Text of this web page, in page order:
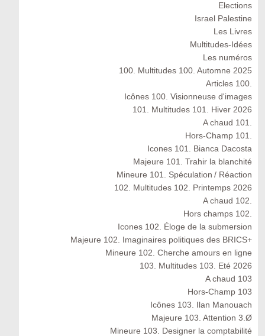
Elections
Israel Palestine
Les Livres
Multitudes-Idées
Les numéros
100. Multitudes 100. Automne 2025
Articles 100.
Icônes 100. Visionneuse d'images
101. Multitudes 101. Hiver 2026
A chaud 101.
Hors-Champ 101.
Icones 101. Bianca Dacosta
Majeure 101. Trahir la blanchité
Mineure 101. Spéculation / Réaction
102. Multitudes 102. Printemps 2026
A chaud 102.
Hors champs 102.
Icones 102. Éloge de la submersion
Majeure 102. Imaginaires politiques des BRICS+
Mineure 102. Cherche amours en ligne
103. Multitudes 103. Eté 2026
A chaud 103
Hors-Champ 103
Icônes 103. Ilan Manouach
Majeure 103. Attention 3.Ø
Mineure 103. Designer la comptabilité